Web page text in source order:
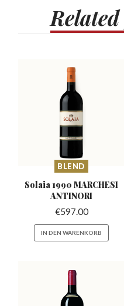
Related
BLEND
Solaia 1990 MARCHESI
ANTINORI
€597.00
IN DEN WARENKORB